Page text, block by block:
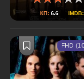
КП: 6.6 IMDB:
FHD